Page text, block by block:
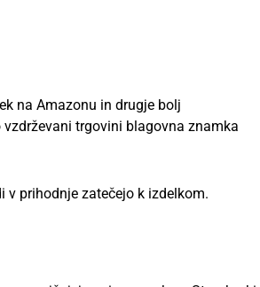
na Amazonu in drugje bolj
trgovini blagovna znamka
v prihodnje zatečejo k izdelkom.